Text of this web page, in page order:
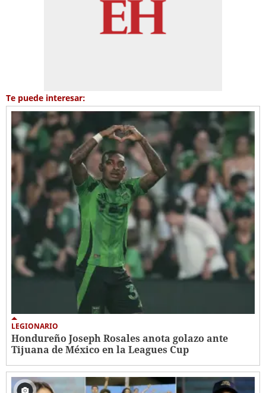
Te puede interesar:
LEGIONARIO
Hondureño Joseph Rosales anota golazo ante
Tijuana de México en la Leagues Cup